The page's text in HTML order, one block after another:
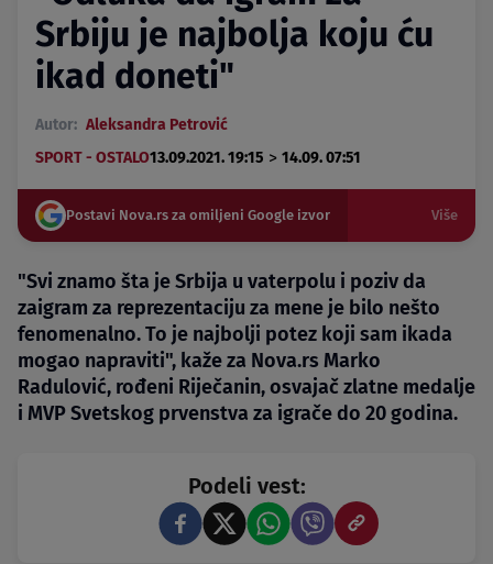
Srbiju je najbolja koju ću
ikad doneti"
Autor: Aleksandra Petrović
SPORT - OSTALO13.09.2021. 19:15 > 14.09. 07:51
Postavi Nova.rs za omiljeni Google izvor Više
"Svi znamo šta je Srbija u vaterpolu i poziv da
zaigram za reprezentaciju za mene je bilo nešto
fenomenalno. To je najbolji potez koji sam ikada
mogao napraviti", kaže za Nova.rs Marko
Radulović, rođeni Riječanin, osvajač zlatne medalje
i MVP Svetskog prvenstva za igrače do 20 godina.
Podeli vest: